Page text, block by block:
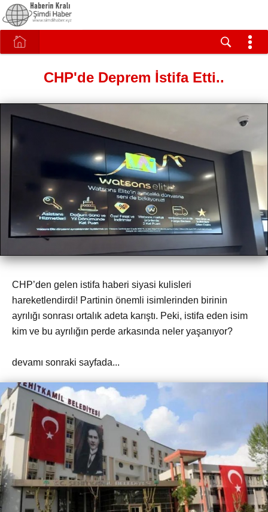
CHP'de Deprem İstifa Etti..
CHP’den gelen istifa haberi siyasi kulisleri
hareketlendirdi! Partinin önemli isimlerinden birinin
ayrılığı sonrası ortalık adeta karıştı. Peki, istifa eden isim
kim ve bu ayrılığın perde arkasında neler yaşanıyor?
devamı sonraki sayfada...